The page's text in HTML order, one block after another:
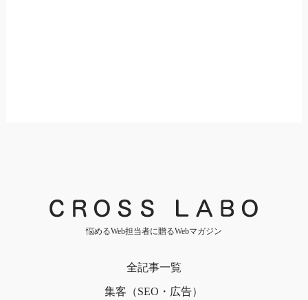
悩めるWeb担当者に贈るWebマガジン
全記事一覧
集客（SEO・広告）